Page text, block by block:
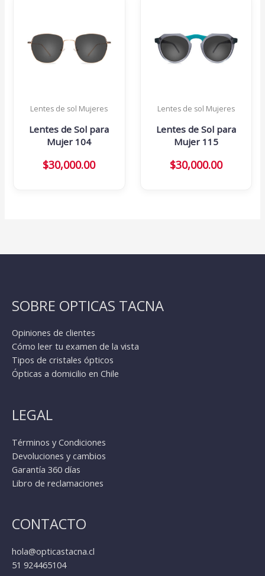
Lentes de sol Mujeres
Lentes de Sol para
Mujer 104
$30,000.00
Lentes de sol Mujeres
Lentes de Sol para
Mujer 115
$30,000.00
SOBRE OPTICAS TACNA
Opiniones de clientes
Cómo leer tu examen de la vista
Tipos de cristales ópticos
Ópticas a domicilio en Chile
LEGAL
Términos y Condiciones
Devoluciones y cambios
Garantía 360 días
Libro de reclamaciones
CONTACTO
hola@opticastacna.cl
51 924465104